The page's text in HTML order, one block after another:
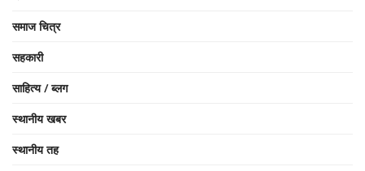
समाज चित्र
सहकारी
साहित्य / ब्लग
स्थानीय खबर
स्थानीय तह